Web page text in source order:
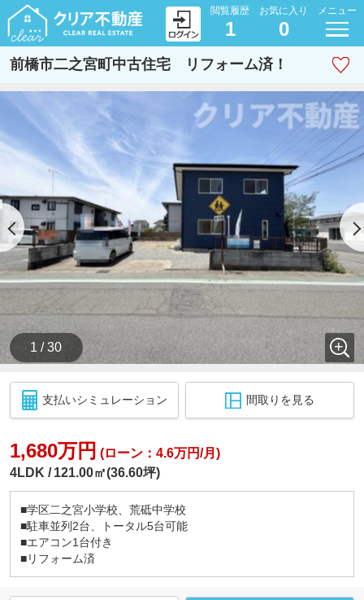
閲覧履歴
1
お気に入り
0
メニュー
前橋市二之宮町中古住宅 リフォーム済！
1 / 30
支払いシミュレーション 間取りを見る
1,680万円 (ローン：4.6万円/月)
4LDK
121.00㎡(36.60坪)
■学区二之宮小学校、荒砥中学校
■駐車並列2台、トータル5台可能
■エアコン1台付き
■リフォーム済